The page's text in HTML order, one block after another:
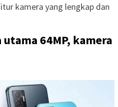
kamera yang lengkap dan
utama 64MP, kamera